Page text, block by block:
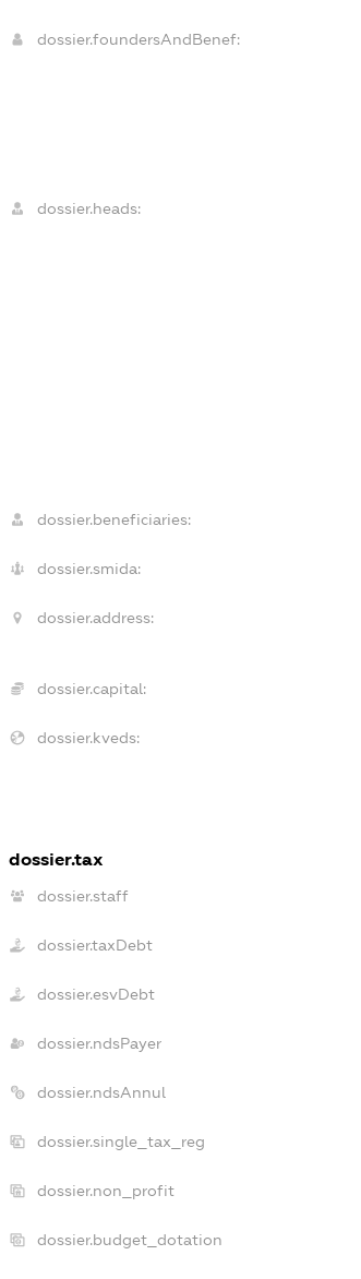
dossier.foundersAndBenef:
dossier.heads:
dossier.beneficiaries:
dossier.smida:
dossier.address:
dossier.capital:
dossier.kveds:
dossier.tax
dossier.staff
dossier.taxDebt
dossier.esvDebt
dossier.ndsPayer
dossier.ndsAnnul
dossier.single_tax_reg
dossier.non_profit
dossier.budget_dotation